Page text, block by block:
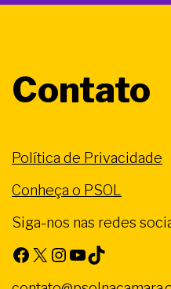
Contato
Política de Privacidade
Conheça o PSOL
Siga-nos nas redes
Facebook X Instagram Youtube TikTok